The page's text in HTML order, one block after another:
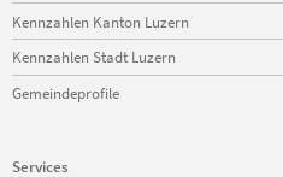
Kennzahlen Kanton Luzern
Kennzahlen Stadt Luzern
Gemeindeprofile
Services